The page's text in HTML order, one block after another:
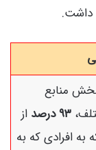
داشت.
نظرسنجی از ۲۱۰۰ بخش منابع
۹۳ درصد
از
به افرادی که به